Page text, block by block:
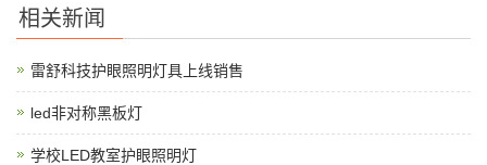
相关新闻
雷舒科技护眼照明灯具上线销售
led非对称黑板灯
学校LED教室护眼照明灯